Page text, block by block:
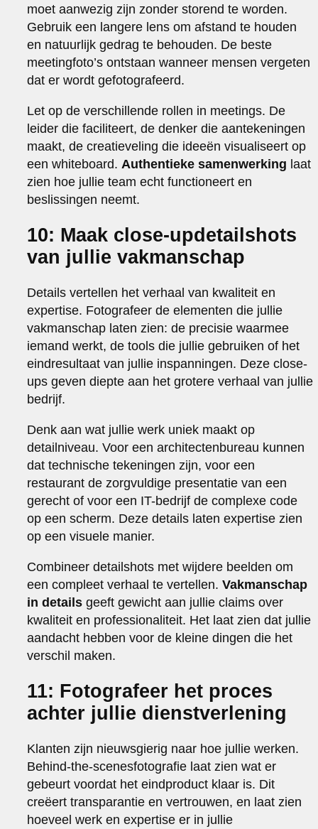
moet aanwezig zijn zonder storend te worden.
Gebruik een langere lens om afstand te houden
en natuurlijk gedrag te behouden. De beste
meetingfoto’s ontstaan wanneer mensen vergeten
dat er wordt gefotografeerd.
Let op de verschillende rollen in meetings. De
leider die faciliteert, de denker die aantekeningen
maakt, de creatieveling die ideeën visualiseert op
een whiteboard. Authentieke samenwerking laat
zien hoe jullie team echt functioneert en
beslissingen neemt.
10: Maak close-updetailshots
van jullie vakmanschap
Details vertellen het verhaal van kwaliteit en
expertise. Fotografeer de elementen die jullie
vakmanschap laten zien: de precisie waarmee
iemand werkt, de tools die jullie gebruiken of het
eindresultaat van jullie inspanningen. Deze close-
ups geven diepte aan het grotere verhaal van jullie
bedrijf.
Denk aan wat jullie werk uniek maakt op
detailniveau. Voor een architectenbureau kunnen
dat technische tekeningen zijn, voor een
restaurant de zorgvuldige presentatie van een
gerecht of voor een IT-bedrijf de complexe code
op een scherm. Deze details laten expertise zien
op een visuele manier.
Combineer detailshots met wijdere beelden om
een compleet verhaal te vertellen.Vakmanschap
in details geeft gewicht aan jullie claims over
kwaliteit en professionaliteit. Het laat zien dat jullie
aandacht hebben voor de kleine dingen die het
verschil maken.
11: Fotografeer het proces
achter jullie dienstverlening
Klanten zijn nieuwsgierig naar hoe jullie werken.
Behind-the-scenesfotografie laat zien wat er
gebeurt voordat het eindproduct klaar is. Dit
creëert transparantie en vertrouwen, en laat zien
hoeveel werk en expertise er in jullie